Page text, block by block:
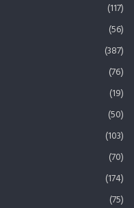
(117)
(56)
(387)
(76)
(19)
(50)
(103)
(70)
(174)
(75)